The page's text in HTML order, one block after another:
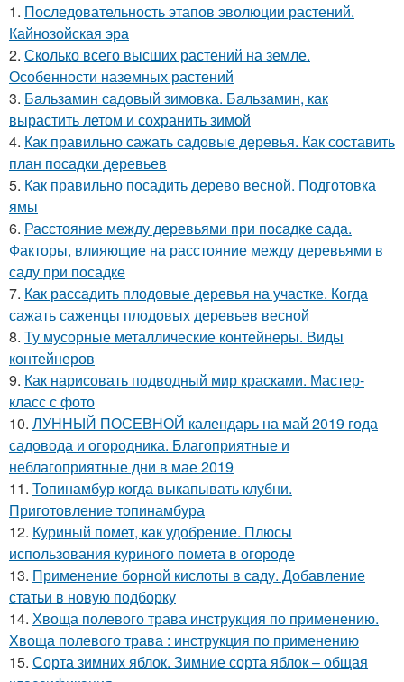
1. Последовательность этапов эволюции растений.
Кайнозойская эра
2. Сколько всего высших растений на земле.
Особенности наземных растений
3. Бальзамин садовый зимовка. Бальзамин, как
вырастить летом и сохранить зимой
4. Как правильно сажать садовые деревья. Как составить
план посадки деревьев
5. Как правильно посадить дерево весной. Подготовка
ямы
6. Расстояние между деревьями при посадке сада.
Факторы, влияющие на расстояние между деревьями в
саду при посадке
7. Как рассадить плодовые деревья на участке. Когда
сажать саженцы плодовых деревьев весной
8. Ту мусорные металлические контейнеры. Виды
контейнеров
9. Как нарисовать подводный мир красками. Мастер-
класс с фото
10. ЛУННЫЙ ПОСЕВНОЙ календарь на май 2019 года
садовода и огородника. Благоприятные и
неблагоприятные дни в мае 2019
11. Топинамбур когда выкапывать клубни.
Приготовление топинамбура
12. Куриный помет, как удобрение. Плюсы
использования куриного помета в огороде
13. Применение борной кислоты в саду. Добавление
статьи в новую подборку
14. Хвоща полевого трава инструкция по применению.
Хвоща полевого трава : инструкция по применению
15. Сорта зимних яблок. Зимние сорта яблок – общая